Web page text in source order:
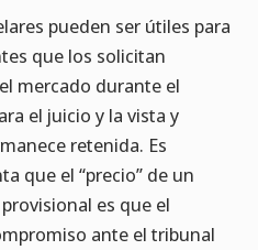
pueden ser útiles para
que los solicitan
mercado durante el
el juicio y la vista y
retenida. Es
que el “precio” de un
es que el
ante el tribunal